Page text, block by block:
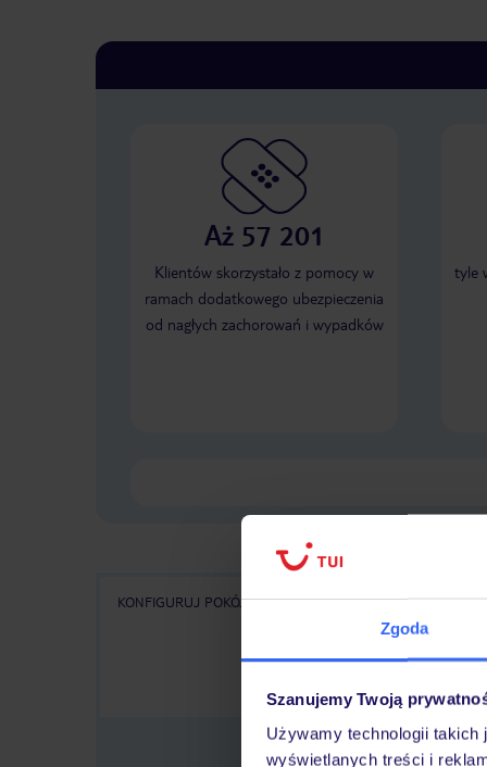
Zgoda
Szanujemy Twoją
Używamy technologii
wyświetlanych treści i
Aż 57 201
Klientów skorzystało z pomocy w
ramach dodatkowego ubezpieczenia
od nagłych zachorowań i wypadków
tyle
KONFIGURUJ POKÓJ WSZYSTKIE OFERTY